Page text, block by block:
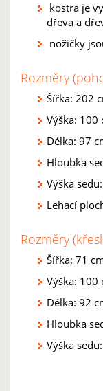
kostra je
dřeva a
nožičky
Rozměry
Šířka: 202
Výška: 100
Délka: 97
Hloubka
Výška
Lehací
Rozměry
Šířka: 71
Výška: 100
Délka: 92
Hloubka
Výška